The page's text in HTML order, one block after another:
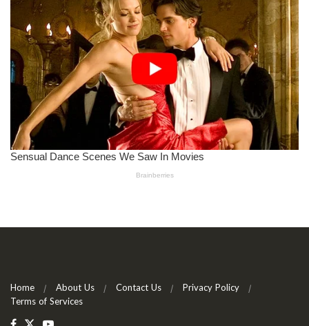
Home About Us Contact Us
Privacy Policy
Terms of Services